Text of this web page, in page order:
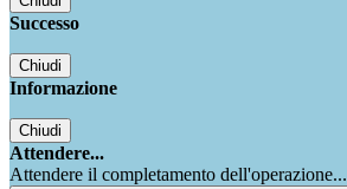
Successo
Chiudi
Informazione
Chiudi
Attendere...
Attendere il completamento dell'operazione...